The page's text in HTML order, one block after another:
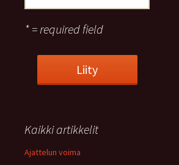
* = required field
Kaikki artikkelit
Ajattelun voima